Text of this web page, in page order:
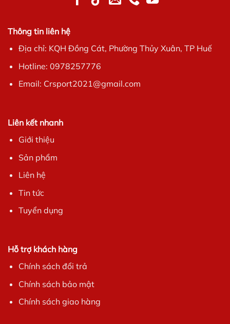
Thông tin liên hệ
Địa chỉ: KQH Đồng Cát, Phường Thủy Xuân, TP Huế
Hotline: 0978257776
Email: Crsport2021@gmail.com
Liên kết nhanh
Giới thiệu
Sản phẩm
Liên hệ
Tin tức
Tuyển dụng
Hỗ trợ khách hàng
Chính sách đổi trả
Chính sách bảo mật
Chính sách giao hàng